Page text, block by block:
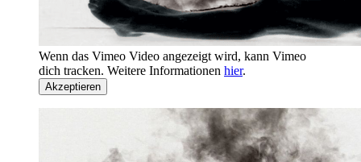
Wenn das Vimeo Video angezeigt wird, kann Vimeo
dich tracken. Weitere Informationen hier.
Akzeptieren